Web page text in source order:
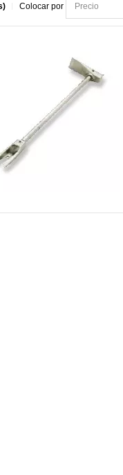
Colocar por